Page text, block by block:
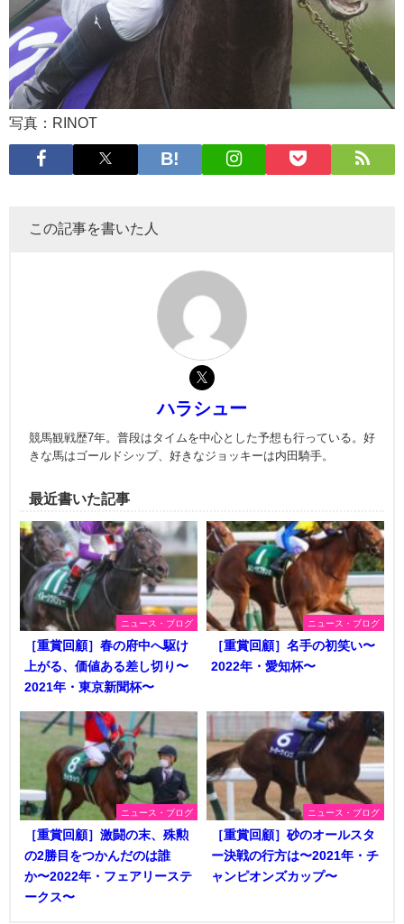
写真：RINOT
この記事を書いた人
ハラシュー
競馬観戦歴7年。普段はタイムを中心とした予想も行っている。好
きな馬はゴールドシップ、好きなジョッキーは内田騎手。
最近書いた記事
ニュース・ブログ
［重賞回顧］春の府中へ駆け
上がる、価値ある差し切り〜
2021年・東京新聞杯〜
ニュース・ブログ
［重賞回顧］名手の初笑い〜
2022年・愛知杯〜
ニュース・ブログ
［重賞回顧］激闘の末、殊勲
の2勝目をつかんだのは誰
か〜2022年・フェアリーステ
ークス〜
ニュース・ブログ
［重賞回顧］砂のオールスタ
ー決戦の行方は〜2021年・チ
ャンピオンズカップ〜